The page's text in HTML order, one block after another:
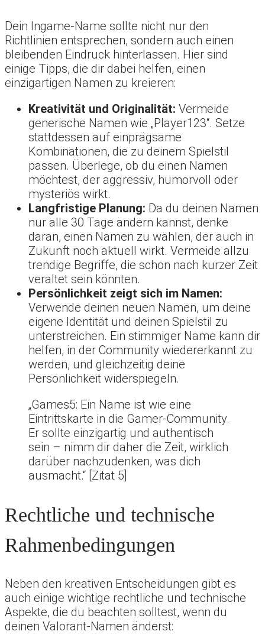
Dein Ingame-Name sollte nicht nur den
Richtlinien entsprechen, sondern auch einen
bleibenden Eindruck hinterlassen. Hier sind
einige Tipps, die dir dabei helfen, einen
einzigartigen Namen zu kreieren:
Kreativität und Originalität: Vermeide
generische Namen wie „Player123“. Setze
stattdessen auf einprägsame
Kombinationen, die zu deinem Spielstil
passen. Überlege, ob du einen Namen
möchtest, der aggressiv, humorvoll oder
mysteriös wirkt.
Langfristige Planung: Da du deinen Namen
nur alle 30 Tage ändern kannst, denke
daran, einen Namen zu wählen, der auch in
Zukunft noch aktuell wirkt. Vermeide allzu
trendige Begriffe, die schon nach kurzer Zeit
veraltet sein könnten.
Persönlichkeit zeigt sich im Namen:
Verwende deinen neuen Namen, um deine
eigene Identität und deinen Spielstil zu
unterstreichen. Ein stimmiger Name kann dir
helfen, in der Community wiedererkannt zu
werden, und gleichzeitig deine
Persönlichkeit widerspiegeln.
„Games5: Ein Name ist wie eine
Eintrittskarte in die Gamer-Community.
Er sollte einzigartig und authentisch
sein – nimm dir daher die Zeit, wirklich
darüber nachzudenken, was dich
ausmacht.“ [Zitat 5]
Rechtliche und technische
Rahmenbedingungen
Neben den kreativen Entscheidungen gibt es
auch einige wichtige rechtliche und technische
Aspekte, die du beachten solltest, wenn du
deinen Valorant-Namen änderst: